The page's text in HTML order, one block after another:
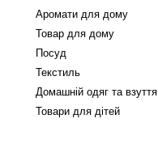
Аромати для дому
Товар для дому
Посуд
Текстиль
Домашній одяг та взуття
Товари для дітей